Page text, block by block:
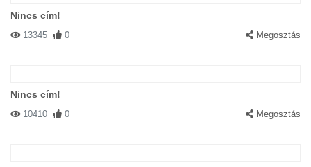
Nincs cím!
13345 0 Megosztás
Nincs cím!
10410 0 Megosztás